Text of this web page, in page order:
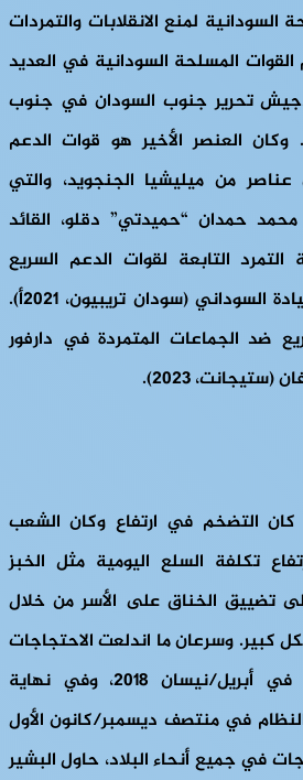
لمنع الانقلابات والتمردات
المسلحة السودانية في العديد
تحرير جنوب السودان في جنوب
وكان العنصر الأخير هو قوات الدعم
من ميليشيا الجنجويد، والتي
محمد حمدان “حميدتي” دقلو، القائد
التابعة لقوات الدعم السريع
ونائب رئيس مجلس السيادة السوداني (سودان تريبيون، 2021أ).
ضد الجماعات المتمردة في دارفور
2023).
عامي 2018 و2019، كان التضخم في ارتفاع وكان الشعب
تكلفة السلع اليومية مثل الخبز
تضييق الخناق على الأسر من خلال
كبير. وسرعان ما اندلعت الاحتجاجات
السلمية خارج العاصمة في أبريل/نيسان 2018، وفي نهاية
في منتصف ديسمبر/كانون الأول
في جميع أنحاء البلاد، حاول البشير